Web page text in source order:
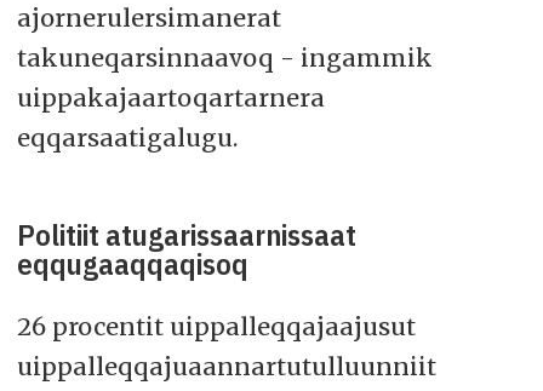
ajornerulersimanerat
takuneqarsinnaavoq - ingammik
uippakajaartoqartarnera
eqqarsaatigalugu.
Politiit atugarissaarnissaat
eqqugaaqqaqisoq
26 procentit uippalleqqajaajusut
uippalleqqajuaannartutulluunniit